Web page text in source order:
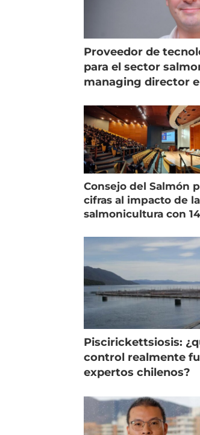
Proveedor de
para el sector
managing director
Consejo del Salmón
cifras al impacto de la
salmonicultura con
Piscirickettsiosis:
control realmente
expertos chilenos?